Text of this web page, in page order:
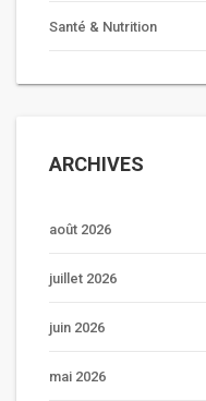
Santé & Nutrition
ARCHIVES
août 2026
juillet 2026
juin 2026
mai 2026